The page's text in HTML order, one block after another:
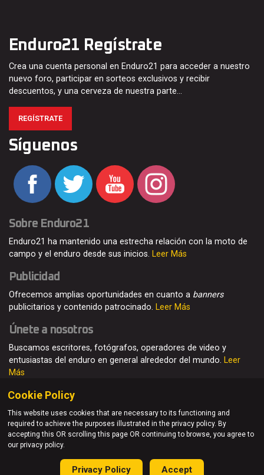
Enduro21 Regístrate
Crea una cuenta personal en Enduro21 para acceder a nuestro
nuevo foro, participar en sorteos exclusivos y recibir
descuentos, y una cerveza de nuestra parte…
REGÍSTRATE
Síguenos
Sobre Enduro21
Enduro21 ha mantenido una estrecha relación con la moto de
campo y el enduro desde sus inicios. Leer Más
Publicidad
Ofrecemos amplias oportunidades en cuanto a banners
publicitarios y contenido patrocinado. Leer Más
Únete a nosotros
Buscamos escritores, fotógrafos, operadores de video y
entusiastas del enduro en general alrededor del mundo. Leer
Más
© Enduro21 / Future7Media Limited. Todos los derechos
reservados
Quienes somos Contacto Únete Publicidad
Cookie Policy
This website uses cookies that are necessary to its functioning and
required to achieve the purposes illustrated in the privacy policy. By
accepting this OR scrolling this page OR continuing to browse, you agree to
our privacy policy.
Privacy Policy Accept